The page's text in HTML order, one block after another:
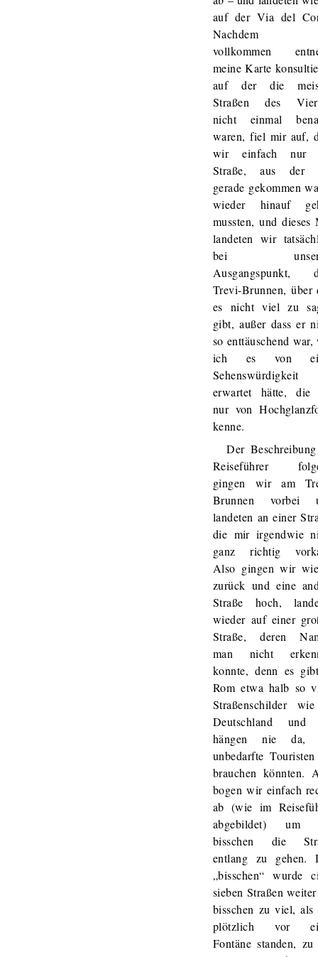
auf der Via del
Nachdem
vollkommen
meine Karte
auf der die
Straßen des
nicht einmal
waren, fiel mir auf,
wir einfach nur
Straße, aus der
gerade gekommen
wieder hinauf
mussten, und dieses
landeten wir
bei
Ausgangspunkt,
Trevi-Brunnen, über
es nicht viel zu
gibt, außer dass er
so enttäuschend war,
ich es von
Sehenswürdigkeit
erwartet hätte, die
nur von
kenne.
Der
Reiseführer
gingen wir am
Brunnen vorbei
landeten an einer
die mir irgendwie
ganz richtig
Also gingen wir
zurück und eine
Straße hoch,
wieder auf einer
Straße, deren
man nicht
konnte, denn es
Rom etwa halb so
Straßenschilder
Deutschland und
hängen nie da,
unbedarfte
brauchen könnten.
bogen wir einfach
ab (wie im
abgebildet) um
bisschen die
entlang zu gehen.
„bisschen“ wurde
sieben Straßen
bisschen zu viel,
plötzlich vor
Fontäne standen, zu